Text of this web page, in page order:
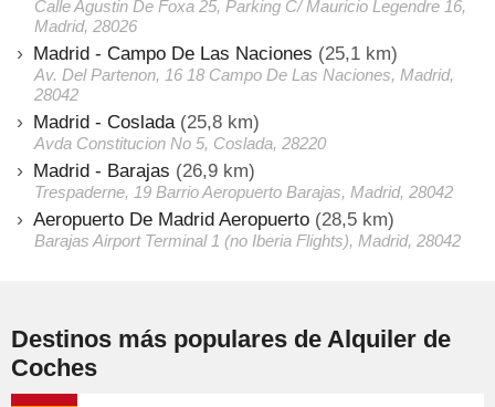
Calle Agustin De Foxa 25, Parking C/ Mauricio Legendre 16,
Madrid, 28026
Madrid - Campo De Las Naciones (25,1 km)
Av. Del Partenon, 16 18 Campo De Las Naciones, Madrid,
28042
Madrid - Coslada (25,8 km)
Avda Constitucion No 5, Coslada, 28220
Madrid - Barajas (26,9 km)
Trespaderne, 19 Barrio Aeropuerto Barajas, Madrid, 28042
Aeropuerto De Madrid Aeropuerto (28,5 km)
Barajas Airport Terminal 1 (no Iberia Flights), Madrid, 28042
Destinos más populares de Alquiler de
Coches